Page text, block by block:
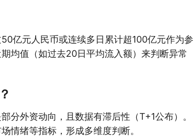
亿元人民币或连续多日累计超100亿元作为参
均值（如过去20日平均流入额）来判断异常
分外资动向，且数据有滞后性（T+1公布）。
情绪等指标，形成多维度判断。